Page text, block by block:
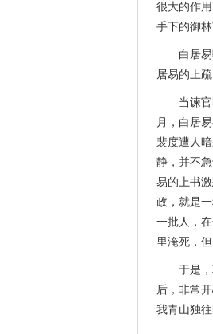
很大的作
手下的御
白居
居易的上
当谏
月，白居
裴度遭人
静，并不
易的上书
政，就是
一批人，
里淹死，
于是
后，非常
我青山独往